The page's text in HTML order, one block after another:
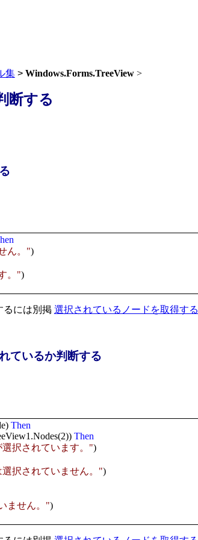
集> Windows.Forms.TreeView>
断する
ん。")
。")
るには別掲 選択されているノードを取得する
ているか判断する
Then
Then
択されています。")
択されていません。")
ません。")